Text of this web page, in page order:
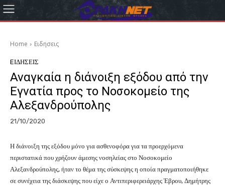
Home Eιδησεις
EΙΔΗΣΕΙΣ
Αναγκαία η διάνοιξη εξόδου από την
Εγνατία προς το Νοσοκομείο της
Αλεξανδρούπολης
21/10/2020
Η διάνοιξη της εξόδου μόνο για ασθενοφόρα για τα προερχόμενα
περιστατικά που χρήζουν άμεσης νοσηλείας στο Νοσοκομείο
Αλεξανδρούπολης, ήταν το θέμα της σύσκεψης η οποία πραγματοποιήθηκε
σε συνέχεια της διάσκεψης που είχε ο Αντιπεριφερειάρχης Έβρου, Δημήτρης